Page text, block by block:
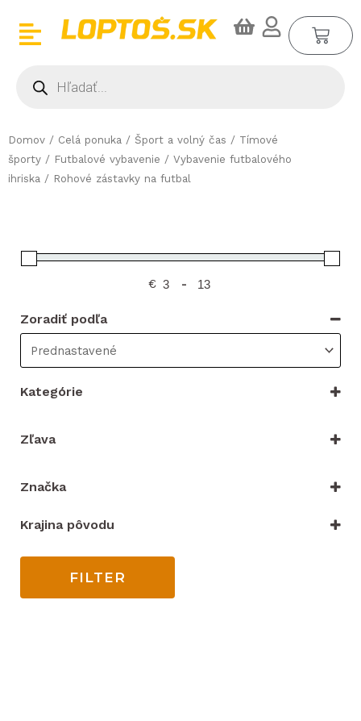
Domov / Celá ponuka / Šport a volný čas / Tímové
športy / Futbalové vybavenie / Vybavenie futbalového
ihriska / Rohové zástavky na futbal
€ -
Zoradiť podľa
Kategórie
Zľava
Značka
Krajina pôvodu
FILTER